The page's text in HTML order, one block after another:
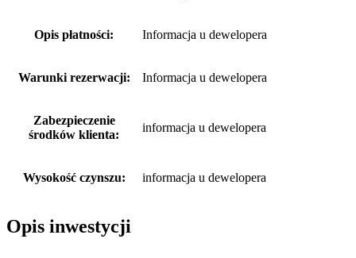
Opis płatności: Informacja u dewelopera
Warunki rezerwacji: Informacja u dewelopera
Zabezpieczenie
środków klienta:
informacja u dewelopera
Wysokość czynszu: informacja u dewelopera
Opis inwestycji